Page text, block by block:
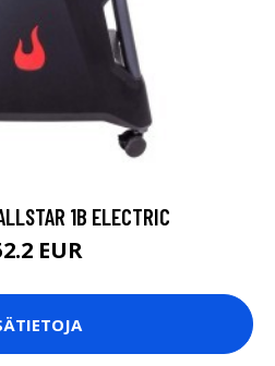
1B ELECTRIC
EUR